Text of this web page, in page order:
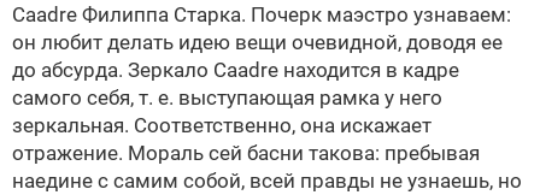
Caadre Филиппа Старка. Почерк маэстро узнаваем:
он любит делать идею вещи очевидной, доводя ее
до абсурда. Зеркало Caadre находится в кадре
самого себя, т. е. выступающая рамка у него
зеркальная. Соответственно, она искажает
отражение. Мораль сей басни такова: пребывая
наедине с самим собой, всей правды не узнаешь, но